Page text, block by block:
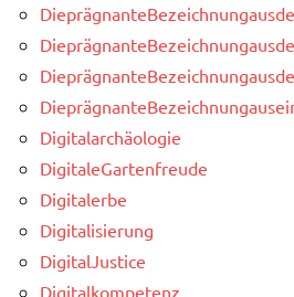
Digitalarchäologie
DigitaleGartenfreude
Digitalerbe
Digitalisierung
DigitalJustice
Digitalkompetenz